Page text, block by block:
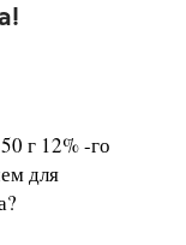
г 12% -го
для